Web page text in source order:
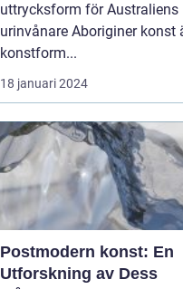
uttrycksform för Australiens
urinvånare Aboriginer konst är en
konstform...
18 januari 2024
Postmodern konst: En
Utforskning av Dess